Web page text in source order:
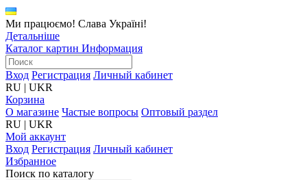
Ми працюємо! Слава Україні!
Детальніше
Каталог картин Информация
Вход Регистрация Личный кабинет
RU | UKR
Корзина
О магазине Частые вопросы Оптовый раздел
RU | UKR
Мой аккаунт
Вход Регистрация Личный кабинет
Избранное
Поиск по каталогу